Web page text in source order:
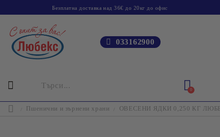
Безплатна доставка над 36€ до 20кг до офис
033162900
0
Пшенични и зърнени храни ОВЕСЕНИ ЯДКИ 0,250 КГ